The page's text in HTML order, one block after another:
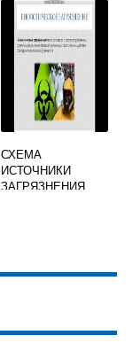
СХЕМА
ИСТОЧНИКИ
ЗАГРЯЗНЕНИЯ